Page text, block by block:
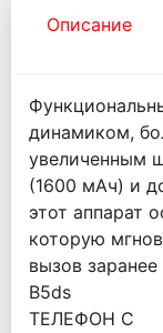
Описание
динамиком,
увеличенным
(1600 мАч) и
этот аппарат
которую
вызов
B5ds
ТЕЛЕФОН С